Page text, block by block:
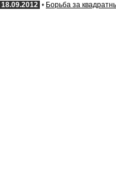
18.09.2012 • Борьба за